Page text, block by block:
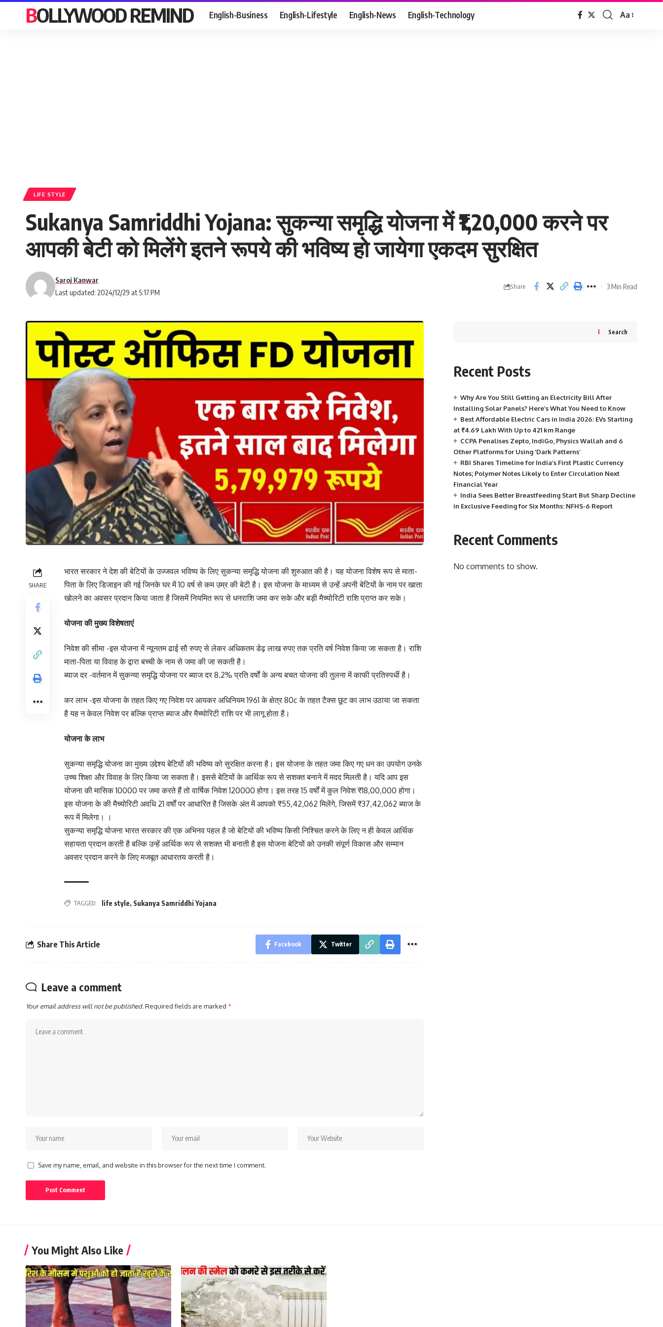
BOLLYWOOD REMIND English-Business English-Lifestyle English-News English-Technology
Font
Aa
LIFE STYLE
Sukanya Samriddhi Yojana: सुकन्या समृद्धि योजना में ₹1,20,000 करने पर
आपकी बेटी को मिलेंगे इतने रूपये की भविष्य हो जायेगा एकदम सुरक्षित
Last updated: 2024/12/29 at 5:17 PM
Saroj Kanwar
Share 3 Min Read
SHARE
भारत सरकार ने देश की बेटियों के उज्जवल भविष्य के लिए सुकन्या समृद्धि योजना की शुरुआत की है। यह योजना विशेष रूप से माता-
पिता के लिए डिजाइन की गई जिनके घर में 10 वर्ष से कम उम्र की बेटी है। इस योजना के माध्यम से उन्हें अपनी बेटियों के नाम पर खाता
खोलने का अवसर प्रदान किया जाता है जिसमें नियमित रूप से धनराशि जमा कर सके और बड़ी मैच्योरिटी राशि प्राप्त कर सके।
योजना की मुख्य विशेषताएं
निवेश की सीमा -इस योजना में न्यूनतम ढाई सौ रुपए से लेकर अधिकतम डेढ़ लाख रुपए तक प्रति वर्ष निवेश किया जा सकता है। राशि
माता-पिता या विवाह के द्वारा बच्ची के नाम से जमा की जा सकती है।
ब्याज दर -वर्तमान में सुकन्या समृद्धि योजना पर ब्याज दर 8.2% प्रति वर्षों के अन्य बचत योजना की तुलना में काफी प्रतिस्पर्धी है।
कर लाभ -इस योजना के तहत किए गए निवेश पर आयकर अधिनियम 1961 के क्षेत्र 80c के तहत टैक्स छूट का लाभ उठाया जा सकता
है यह न केवल निवेश पर बल्कि प्राप्त ब्याज और मैच्योरिटी राशि पर भी लागू होता है।
योजना के लाभ
सुकन्या समृद्धि योजना का मुख्य उद्देश्य बेटियों की भविष्य को सुरक्षित करना है। इस योजना के तहत जमा किए गए धन का उपयोग उनके
उच्च शिक्षा और विवाह के लिए किया जा सकता है। इससे बेटियों के आर्थिक रूप से सशक्त बनाने में मदद मिलती है। यदि आप इस
योजना की मासिक 10000 पर जमा करते हैं तो वार्षिक निवेश 120000 होगा। इस तरह 15 वर्षों में कुल निवेश ₹18,00,000 होगा।
इस योजना के की मैच्योरिटी अवधि 21 वर्षों पर आधारित है जिसके अंत में आपको ₹55,42,062 मिलेंगे, जिसमें ₹37,42,062 ब्याज के
रूप में मिलेगा। ।
सुकन्या समृद्धि योजना भारत सरकार की एक अभिनव पहल है जो बेटियों की भविष्य किसी निश्चित करने के लिए न ही केवल आर्थिक
सहायता प्रदान करती है बल्कि उन्हें आर्थिक रूप से सशक्त भी बनाती है इस योजना बेटियों को उनकी संपूर्ण विकास और सम्मान
अवसर प्रदान करने के लिए मजबूत आधारतय करती है।
TAGGED: life style, Sukanya Samriddhi Yojana
Share This Article Facebook Twitter
Leave a comment
Your email address will not be published.Required fields are marked *
Save my name, email, and website in this browser for the next time I comment.
Search
Recent Posts
Why Are You Still Getting an Electricity Bill After
Installing Solar Panels? Here’s What You Need to Know
Best Affordable Electric Cars in India 2026: EVs Starting
at ₹4.69 Lakh With Up to 421 km Range
CCPA Penalises Zepto, IndiGo, Physics Wallah and 6
Other Platforms for Using ‘Dark Patterns’
RBI Shares Timeline for India’s First Plastic Currency
Notes; Polymer Notes Likely to Enter Circulation Next
Financial Year
India Sees Better Breastfeeding Start But Sharp Decline
in Exclusive Feeding for Six Months: NFHS-6 Report
Recent Comments
No comments to show.
You Might Also Like